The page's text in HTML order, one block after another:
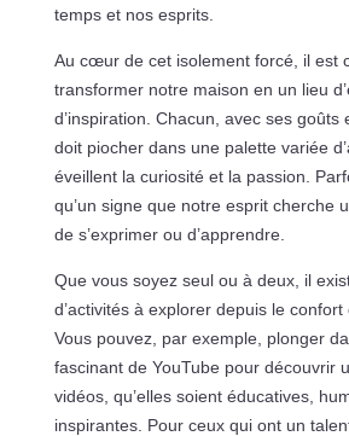
temps et nos esprits.
Au cœur de cet isolement forcé, il est
transformer notre maison en un lieu
d’inspiration. Chacun, avec ses goûts
doit piocher dans une palette variée
éveillent la curiosité et la passion.
qu’un signe que notre esprit cherche
de s’exprimer ou d’apprendre.
Que vous soyez seul ou à deux, il
d’activités à explorer depuis le confort
Vous pouvez, par exemple, plonger
fascinant de YouTube pour découvrir
vidéos, qu’elles soient éducatives,
inspirantes. Pour ceux qui ont un